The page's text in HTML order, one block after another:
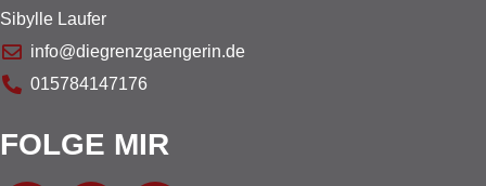
Sibylle Laufer
info@diegrenzgaengerin.de
015784147176
FOLGE MIR